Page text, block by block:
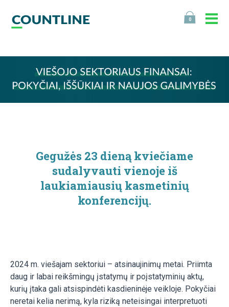
0
Gegužės 23 dieną kviečiame
sudalyvauti vienoje iš
laukiamiausių kasmetinių
konferencijų.
2024 m. viešajam sektoriui – atsinaujinimų metai. Priimta
daug ir labai reikšmingų įstatymų ir poįstatyminių aktų,
kurių įtaka gali atsispindėti kasdieninėje veikloje. Pokyčiai
neretai kelia nerimą, kyla riziką neteisingai interpretuoti